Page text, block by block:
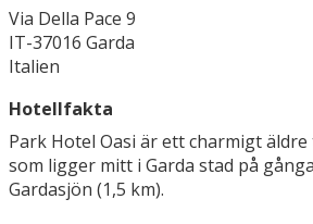
Via Della Pace 9
IT-37016 Garda
Italien
Hotellfakta
Park Hotel Oasi är ett charmigt
som ligger mitt i Garda stad på
Gardasjön (1,5 km).